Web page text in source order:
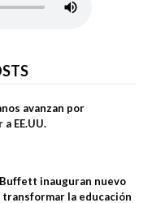
avanzan por
EE.UU.
inauguran nuevo
la educación